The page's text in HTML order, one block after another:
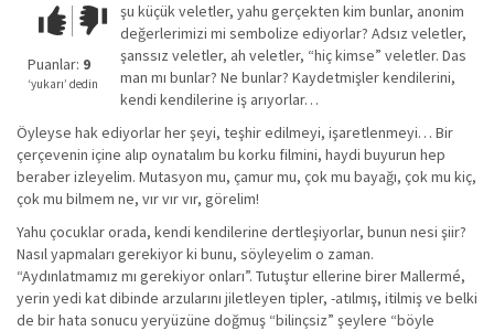
Çok iyi!O
kadar
iyi
değil!
Puanlar: 9
‘yukarı’ dedin
şu küçük veletler, yahu gerçekten kim bunlar, anonim
değerlerimizi mi sembolize ediyorlar? Adsız veletler,
şanssız veletler, ah veletler, “hiç kimse” veletler. Das
man mı bunlar? Ne bunlar? Kaydetmişler kendilerini,
kendi kendilerine iş arıyorlar…
Öyleyse hak ediyorlar her şeyi, teşhir edilmeyi, işaretlenmeyi… Bir
çerçevenin içine alıp oynatalım bu korku filmini, haydi buyurun hep
beraber izleyelim. Mutasyon mu, çamur mu, çok mu bayağı, çok mu kiç,
çok mu bilmem ne, vır vır vır, görelim!
Yahu çocuklar orada, kendi kendilerine dertleşiyorlar, bunun nesi şiir?
Nasıl yapmaları gerekiyor ki bunu, söyleyelim o zaman.
“Aydınlatmamız mı gerekiyor onları”. Tutuştur ellerine birer Mallermé,
yerin yedi kat dibinde arzularını jiletleyen tipler, -atılmış, itilmiş ve belki
de bir hata sonucu yeryüzüne doğmuş “bilinçsiz” şeylere “böyle